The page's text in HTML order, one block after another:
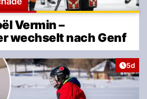
Vermin –
wechselt nach Genf
5d